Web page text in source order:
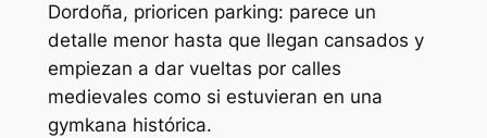
Dordoña, prioricen parking: parece un
detalle menor hasta que llegan cansados y
empiezan a dar vueltas por calles
medievales como si estuvieran en una
gymkana histórica.